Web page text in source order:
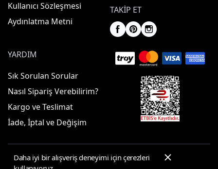
Kullanıcı Sözleşmesi
Aydınlatma Metni
TAKIP ET
YARDIM
Sık Sorulan Sorular
Nasıl Sipariş Verebilirim?
Kargo ve Teslimat
İade, İptal ve Değişim
© 2025 ElbiseBul -
Daha iyi bir alışveriş deneyimi için çerezleri